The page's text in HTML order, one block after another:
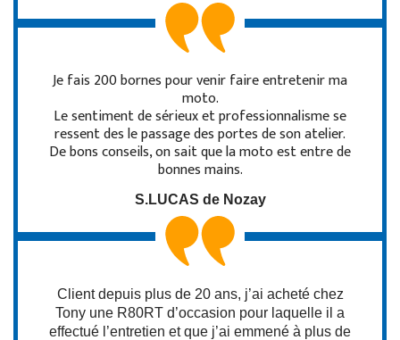
Je fais 200 bornes pour venir faire entretenir ma
moto.
Le sentiment de sérieux et professionnalisme se
ressent des le passage des portes de son atelier.
De bons conseils, on sait que la moto est entre de
bonnes mains.
S.LUCAS de Nozay
Client depuis plus de 20 ans, j’ai acheté chez
Tony une R80RT d’occasion pour laquelle il a
effectué l’entretien et que j’ai emmené à plus de